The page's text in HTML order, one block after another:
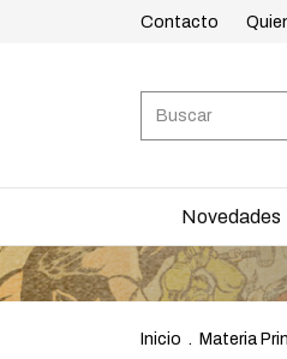
Contacto
Novedades
Inicio . Materia